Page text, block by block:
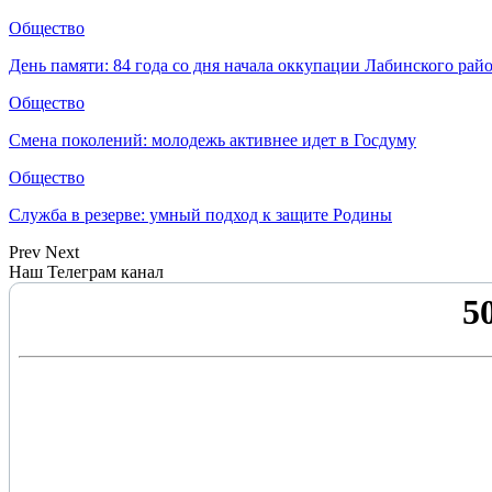
Общество
День памяти: 84 года со дня начала оккупации Лабинского
Общество
Смена поколений: молодежь активнее идет в Госдуму
Общество
Служба в резерве: умный подход к защите Родины
Prev Next
Наш Телеграм канал